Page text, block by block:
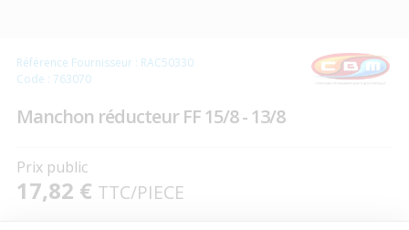
Référence Fournisseur : RAC50330
Code : 763070
Manchon réducteur FF 15/8 - 13/8
Prix public
17,82 € TTC/PIECE